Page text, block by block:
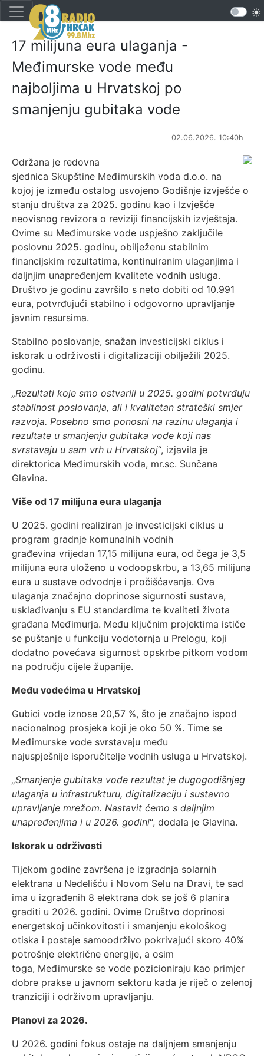
17 milijuna eura ulaganja -
Međimurske vode među
najboljima u Hrvatskoj po
smanjenju gubitaka vode
02.06.2026. 10:40h
Održana je redovna
sjednica Skupštine Međimurskih voda d.o.o. na
kojoj je između ostalog usvojeno Godišnje izvješće o
stanju društva za 2025. godinu kao i Izvješće
neovisnog revizora o reviziji financijskih izvještaja.
Ovime su Međimurske vode uspješno zaključile
poslovnu 2025. godinu, obilježenu stabilnim
financijskim rezultatima, kontinuiranim ulaganjima i
daljnjim unapređenjem kvalitete vodnih usluga.
Društvo je godinu završilo s neto dobiti od 10.991
eura, potvrđujući stabilno i odgovorno upravljanje
javnim resursima.
Stabilno poslovanje, snažan investicijski ciklus i
iskorak u održivosti i digitalizaciji obilježili 2025.
godinu.
„Rezultati koje smo ostvarili u 2025. godini potvrđuju
stabilnost poslovanja, ali i kvalitetan strateški smjer
razvoja. Posebno smo ponosni na razinu ulaganja i
rezultate u smanjenju gubitaka vode koji nas
svrstavaju u sam vrh u Hrvatskoj“, izjavila je
direktorica Međimurskih voda, mr.sc. Sunčana
Glavina.
Više od 17 milijuna eura ulaganja
U 2025. godini realiziran je investicijski ciklus u
program gradnje komunalnih vodnih
građevina vrijedan 17,15 milijuna eura, od čega je 3,5
milijuna eura uloženo u vodoopskrbu, a 13,65 milijuna
eura u sustave odvodnje i pročišćavanja. Ova
ulaganja značajno doprinose sigurnosti sustava,
usklađivanju s EU standardima te kvaliteti života
građana Međimurja. Među ključnim projektima ističe
se puštanje u funkciju vodotornja u Prelogu, koji
dodatno povećava sigurnost opskrbe pitkom vodom
na području cijele županije.
Među vodećima u Hrvatskoj
Gubici vode iznose 20,57 %, što je značajno ispod
nacionalnog prosjeka koji je oko 50 %. Time se
Međimurske vode svrstavaju među
najuspješnije isporučitelje vodnih usluga u Hrvatskoj.
„Smanjenje gubitaka vode rezultat je dugogodišnjeg
ulaganja u infrastrukturu, digitalizaciju i sustavno
upravljanje mrežom. Nastavit ćemo s daljnjim
unapređenjima i u 2026. godini“, dodala je Glavina.
Iskorak u održivosti
Tijekom godine završena je izgradnja solarnih
elektrana u Nedelišću i Novom Selu na Dravi, te sad
ima u izgrađenih 8 elektrana dok se još 6 planira
graditi u 2026. godini. Ovime Društvo doprinosi
energetskoj učinkovitosti i smanjenju ekološkog
otiska i postaje samoodrživo pokrivajući skoro 40%
potrošnje električne energije, a osim
toga, Međimurske se vode pozicioniraju kao primjer
dobre prakse u javnom sektoru kada je riječ o zelenoj
tranziciji i održivom upravljanju.
Planovi za 2026.
U 2026. godini fokus ostaje na daljnjem smanjenju